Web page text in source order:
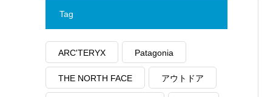
Tag
ARC'TERYX Patagonia
THE NORTH FACE アウトドア